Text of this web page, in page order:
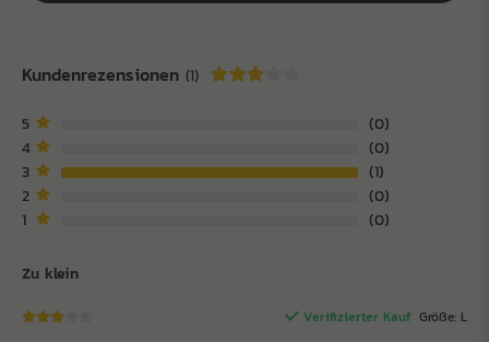
Kundenrezensionen (1)
5
0
4
0
3
1
2
0
1
0
Zu klein
Verifizierter Kauf Größe: L